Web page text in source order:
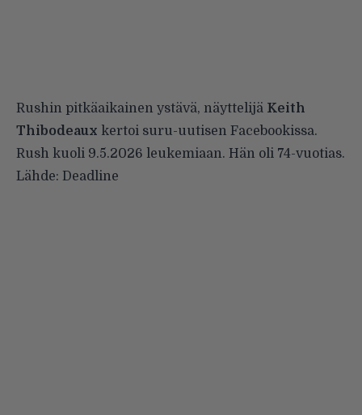
Rushin pitkäaikainen ystävä, näyttelijä Keith
Thibodeaux kertoi suru-uutisen Facebookissa.
Rush kuoli 9.5.2026 leukemiaan. Hän oli 74-vuotias.
Lähde: Deadline